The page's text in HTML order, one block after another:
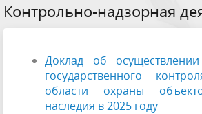
Контрольно-надзорная
Доклад об
государственного
области охраны
наследия в 2025 году